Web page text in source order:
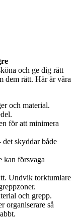
och ge dig rätt
dem rätt. Här är våra
och material.
för att minimera
det skyddar både
kan försvaga
Undvik torktumlare
och grepp.
organiserare så